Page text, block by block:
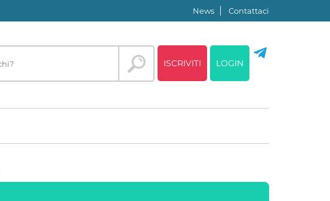
News Contattaci
ISCRIVITI LOGIN